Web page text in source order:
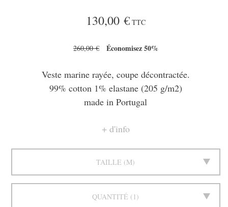
130,00 € TTC
260,00 € Économisez 50%
Veste marine rayée, coupe décontractée.
99% cotton 1% elastane (205 g/m2)
made in Portugal
d'info
TAILLE M
QUANTITÉ 1